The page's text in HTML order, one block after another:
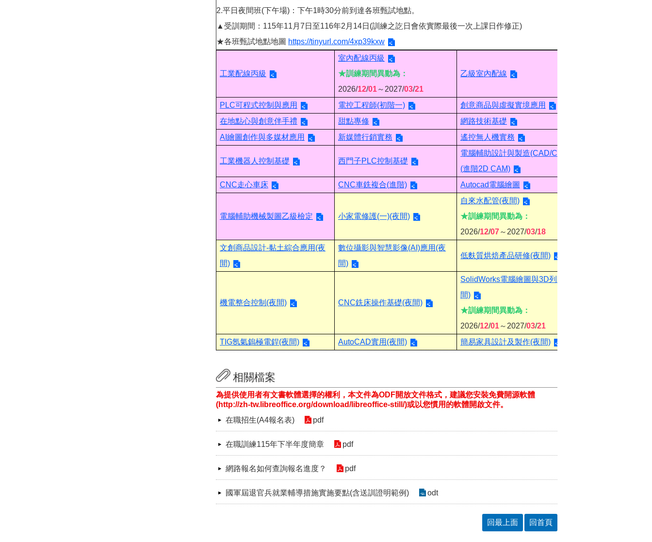
2.平日夜間班(下午場)：下午1時30分前到達各班甄試地點。
▲受訓期間：115年11月7日至116年2月14日(訓練之訖日會依實際最後一次上課日作修正)
★各班甄試地點地圖 https://tinyurl.com/4xp39kxw
工業配線丙級
室內配線丙級
★訓練期間異動為：
2026/12/01～2027/03/21
乙級室內配線
PLC可程式控制與應用 電控工程師(初階一)
創意商品與虛擬實境應用
在地點心與創意伴手禮
甜點專修
網路技術基礎
AI繪圖創作與多媒材應用
新媒體行銷實務 遙控無人機實務
工業機器人控制基礎 西門子PLC控制基礎
電腦輔助設計與製造(CAD/CAM)
(進階2D CAM)
CNC走心車床
CNC車銑複合(進階) Autocad電腦繪圖
電腦輔助機械製圖乙級檢定 小家電修護(一)(夜間)
自來水配管(夜間)
★訓練期間異動為：
2026/12/07～2027/03/18
文創商品設計-黏土綜合應用(夜
間)
數位攝影與智慧影像(AI)應用(夜
間)
低麩質烘焙產品研修(夜間)
機電整合控制(夜間) CNC銑床操作基礎(夜間)
SolidWorks電腦繪圖與3D列印(夜
間)
★訓練期間異動為：
2026/12/01～2027/03/21
TIG氬氣鎢極電銲(夜間)
AutoCAD實用(夜間) 簡易家具設計及製作(夜間)
相關檔案
為提供使用者有文書軟體選擇的權利，本文件為ODF開放文件格式，建議您安裝免費開源軟體
(http://zh-tw.libreoffice.org/download/libreoffice-still/)或以您慣用的軟體開啟文件。
在職招生(A4報名表)
pdf
在職訓練115年下半年度簡章 pdf
網路報名如何查詢報名進度？ pdf
國軍屆退官兵就業輔導措施實施要點(含送訓證明範例) odt
回最上面 回首頁